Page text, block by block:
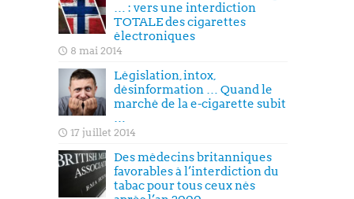
… : vers une interdiction
TOTALE des cigarettes
électroniques
8 mai 2014
Législation, intox,
désinformation … Quand le
marché de la e-cigarette subit
…
17 juillet 2014
Des médecins britanniques
favorables à l’interdiction du
tabac pour tous ceux nés